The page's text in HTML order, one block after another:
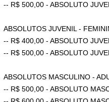
-- R$ 500,00 - ABSOLUTO
ABSOLUTOS JUVENIL -
-- R$ 400,00 - ABSOLUTO
-- R$ 500,00 - ABSOLUTO
ABSOLUTOS MASCULINO -
-- R$ 500,00 - ABSOLUTO